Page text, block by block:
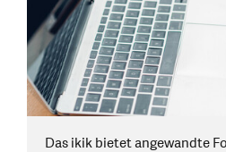
Das ikik bietet angewandte